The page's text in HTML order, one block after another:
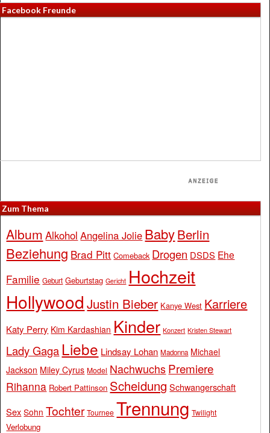
Facebook Freunde
Zum Thema
Album Alkohol Angelina Jolie BabyBerlin
Beziehung Brad Pitt Comeback Drogen DSDS Ehe
Familie Geburt Geburtstag Gericht Hochzeit
Hollywood Justin Bieber Kanye West Karriere
Katy Perry Kim Kardashian Kinder Konzert Kristen Stewart
Lady Gaga Liebe Lindsay Lohan Madonna Michael
Jackson Miley Cyrus Model Nachwuchs Premiere
Rihanna Robert Pattinson Scheidung Schwangerschaft
Sex Sohn Tochter Tournee Trennung Twilight
Verlobung